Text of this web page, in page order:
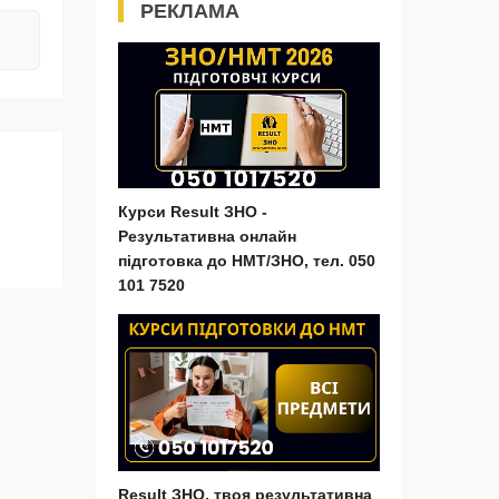
РЕКЛАМА
Курси Result ЗНО -
Результативна онлайн
підготовка до НМТ/ЗНО, тел. 050
101 7520
Result ЗНО, твоя результативна